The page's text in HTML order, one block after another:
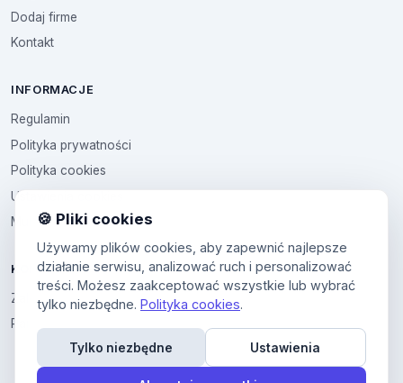
Dodaj firme
Kontakt
INFORMACJE
Regulamin
Polityka prywatności
Polityka cookies
Ustawienia cookies
Multikod
KONTO
Zaloguj sie
Panel uzytkownika
🍪 Pliki cookies
Używamy plików cookies, aby zapewnić najlepsze
działanie serwisu, analizować ruch i personalizować
treści. Możesz zaakceptować wszystkie lub wybrać
tylko niezbędne. Polityka cookies.
Tylko niezbędne Ustawienia